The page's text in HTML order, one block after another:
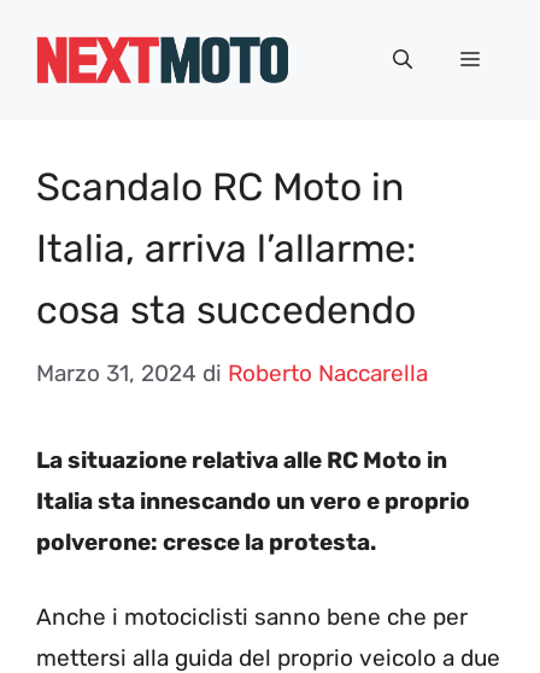
Menu
Scandalo RC Moto in
Italia, arriva l’allarme:
cosa sta succedendo
Marzo 31, 2024 di Roberto Naccarella
La situazione relativa alle RC Moto in
Italia sta innescando un vero e proprio
polverone: cresce la protesta.
Anche i motociclisti sanno bene che per
mettersi alla guida del proprio veicolo a due